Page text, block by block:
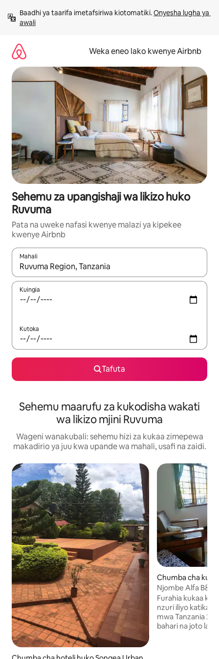
kwenda
kwenye
Baadhi ya taarifa imetafsiriwa kiotomatiki. Onyesha lugha ya
awali
Weka eneo lako kwenye Airbnb
Sehemu za upangishaji wa likizo huko
Ruvuma
Pata na uweke nafasi kwenye malazi ya kipekee
kwenye Airbnb
Mahali
Wakati matokeo yanapatikana, vinjari kwa kutumia vitufe vya
Kuingia
Kutoka
Tafuta
Sehemu maarufu za kukodisha wakati
wa likizo mjini Ruvuma
Wageni wanakubali: sehemu hizi za kukaa zimepewa
makadirio ya juu kwa upande wa mahali, usafi na zaidi.
Chumba cha
Njombe
Njombe Alfa B&B
Furahia kukaa
nzuri iliyo katika
mwa Tanzania
bahari na joto la